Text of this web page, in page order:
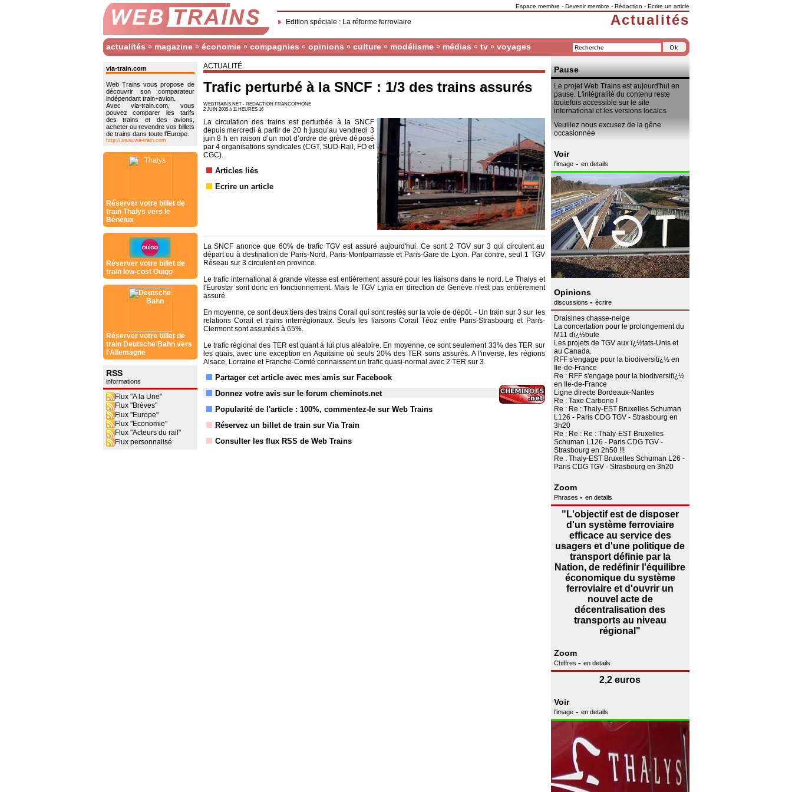
Espace membre - Devenir membre - Rédaction - Ecrire un article
Edition spéciale : La réforme ferroviaire Actualités
actualités magazine économie compagnies opinions culture modélisme médias tv voyages
via-train.com
Web Trains vous propose de
découvrir son comparateur
indépendant train+avion.
Avec via-train.com, vous
pouvez comparer les tarifs
des trains et des avions,
acheter ou revendre vos billets
de trains dans toute l'Europe.
http://www.via-train.com
Réserver votre billet de
train Thalys vers le
Bénélux
Réserver votre billet de
train low-cost Ouigo
Réserver votre billet de
train Deutsche Bahn vers
l'Allemagne
RSS
informations
Flux "A la Une"
Flux "Brèves"
Flux "Europe"
Flux "Economie"
Flux "Acteurs du rail"
Flux personnalisé
ACTUALITÉ
Trafic perturbé à la SNCF : 1/3 des trains assurés
WEBTRAINS.NET - REDACTION FRANCOPHONE
2 JUIN 2005 à 11 HEURES 16
La circulation des trains est perturbée à la SNCF
depuis mercredi à partir de 20 h jusqu’au vendredi 3
juin 8 h en raison d’un mot d’ordre de grève déposé
par 4 organisations syndicales (CGT, SUD-Rail, FO et
CGC).
Articles liés
Ecrire un article
La SNCF anonce que 60% de trafic TGV est assuré aujourd'hui. Ce sont 2 TGV sur 3 qui circulent au
départ ou à destination de Paris-Nord, Paris-Montparnasse et Paris-Gare de Lyon. Par contre, seul 1 TGV
Réseau sur 3 circulent en province.
Le trafic international à grande vitesse est entièrement assuré pour les liaisons dans le nord. Le Thalys et
l'Eurostar sont donc en fonctionnement. Mais le TGV Lyria en direction de Genève n'est pas entièrement
assuré.
En moyenne, ce sont deux tiers des trains Corail qui sont restés sur la voie de dépôt. - Un train sur 3 sur les
relations Corail et trains interrégionaux. Seuls les liaisons Corail Téoz entre Paris-Strasbourg et Paris-
Clermont sont assurées à 65%.
Le trafic régional des TER est quant à lui plus aléatoire. En moyenne, ce sont seulement 33% des TER sur
les quais, avec une exception en Aquitaine où seuls 20% des TER sons assurés. A l'inverse, les régions
Alsace, Lorraine et Franche-Comté connaissent un trafic quasi-normal avec 2 TER sur 3.
Partager cet article avec mes amis sur Facebook
Donnez votre avis sur le forum cheminots.net
Popularité de l'article : 100%, commentez-le sur Web Trains
Réservez un billet de train sur Via Train
Consulter les flux RSS de Web Trains
Pause
Le projet Web Trains est aujourd'hui en
pause. L'intégralité du contenu reste
toutefois accessible sur le site
international et les versions locales
Veuillez nous excusez de la gêne
occasionnée
Voir
l'image- en details
Opinions
discussions - écrire
Draisines chasse-neige
La concertation pour le prolongement du
M11 dï¿½bute
Les projets de TGV aux ï¿½tats-Unis et
au Canada.
RFF s'engage pour la biodiversitï¿½ en
Ile-de-France
Re : RFF s'engage pour la biodiversitï¿½
en Ile-de-France
Ligne directe Bordeaux-Nantes
Re : Taxe Carbone !
Re : Re : Thaly-EST Bruxelles Schuman
L126 - Paris CDG TGV - Strasbourg en
3h20
Re : Re : Re : Thaly-EST Bruxelles
Schuman L126 - Paris CDG TGV -
Strasbourg en 2h50 !!!
Re : Thaly-EST Bruxelles Schuman L26 -
Paris CDG TGV - Strasbourg en 3h20
Zoom
Phrases - en details
"L'objectif est de disposer
d'un système ferroviaire
efficace au service des
usagers et d'une politique de
transport définie par la
Nation, de redéfinir l'équilibre
économique du système
ferroviaire et d'ouvrir un
nouvel acte de
décentralisation des
transports au niveau
régional"
Zoom
Chiffres - en details
2,2 euros
Voir
l'image- en details